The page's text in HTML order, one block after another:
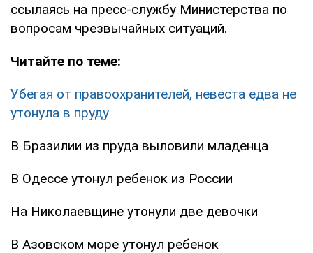
ссылаясь на пресс-службу Министерства по
вопросам чрезвычайных ситуаций.
Читайте по теме:
Убегая от правоохранителей, невеста едва не
утонула в пруду
В Бразилии из пруда выловили младенца
В Одессе утонул ребенок из России
На Николаевщине утонули две девочки
В Азовском море утонул ребенок